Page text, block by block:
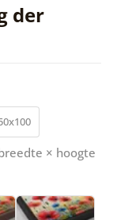
der
× hoogte